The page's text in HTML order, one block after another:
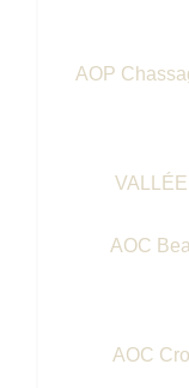
AOP
AOC
AOC